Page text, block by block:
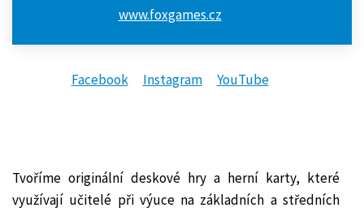
www.foxgames.cz
Facebook Instagram YouTube
Tvoříme originální deskové hry a herní karty, které
využívají učitelé při výuce na základních a středních